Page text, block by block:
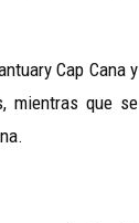
Cap Cana y
mientras que se